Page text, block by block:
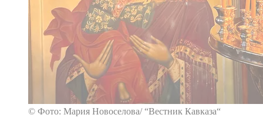
© Фото: Мария Новоселова/ “Вестник Кавказа“